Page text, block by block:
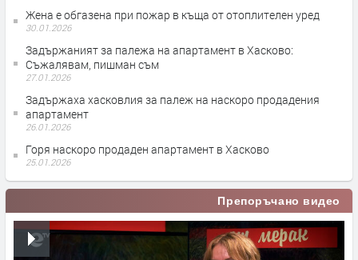
Жена е обгазена при пожар в къща от отоплителен уред
30.01.2026
Задържаният за палежа на апартамент в Хасково:
Съжалявам, пишман съм
27.01.2026
Задържаха хасковлия за палеж на наскоро продадения
апартамент
26.01.2026
Горя наскоро продаден апартамент в Хасково
25.01.2026
Препоръчано видео